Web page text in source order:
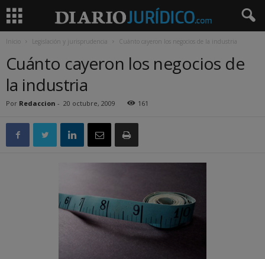
Inicio Legislación y jurisprudencia Cuánto cayeron los negocios de la industria
Cuánto cayeron los negocios de
la industria
Por Redaccion - 20 octubre, 2009 161